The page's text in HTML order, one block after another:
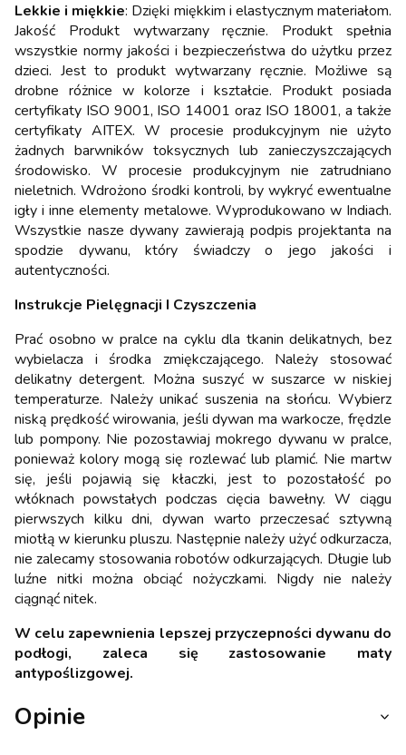
Lekkie i miękkie: Dzięki miękkim i elastycznym materiałom.
Jakość Produkt wytwarzany ręcznie. Produkt spełnia
wszystkie normy jakości i bezpieczeństwa do użytku przez
dzieci. Jest to produkt wytwarzany ręcznie. Możliwe są
drobne różnice w kolorze i kształcie. Produkt posiada
certyfikaty ISO 9001, ISO 14001 oraz ISO 18001, a także
certyfikaty AITEX. W procesie produkcyjnym nie użyto
żadnych barwników toksycznych lub zanieczyszczających
środowisko. W procesie produkcyjnym nie zatrudniano
nieletnich. Wdrożono środki kontroli, by wykryć ewentualne
igły i inne elementy metalowe. Wyprodukowano w Indiach.
Wszystkie nasze dywany zawierają podpis projektanta na
spodzie dywanu, który świadczy o jego jakości i
autentyczności.
Instrukcje Pielęgnacji I Czyszczenia
Prać osobno w pralce na cyklu dla tkanin delikatnych, bez
wybielacza i środka zmiękczającego. Należy stosować
delikatny detergent. Można suszyć w suszarce w niskiej
temperaturze. Należy unikać suszenia na słońcu. Wybierz
niską prędkość wirowania, jeśli dywan ma warkocze, frędzle
lub pompony. Nie pozostawiaj mokrego dywanu w pralce,
ponieważ kolory mogą się rozlewać lub plamić. Nie martw
się, jeśli pojawią się kłaczki, jest to pozostałość po
włóknach powstałych podczas cięcia bawełny. W ciągu
pierwszych kilku dni, dywan warto przeczesać sztywną
miotłą w kierunku pluszu. Następnie należy użyć odkurzacza,
nie zalecamy stosowania robotów odkurzających. Długie lub
luźne nitki można obciąć nożyczkami. Nigdy nie należy
ciągnąć nitek.
W celu zapewnienia lepszej przyczepności dywanu do
podłogi, zaleca się zastosowanie maty
antypoślizgowej.
Opinie